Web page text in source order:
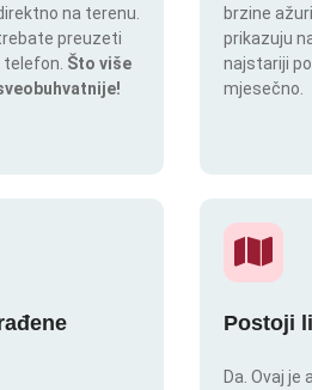
na terenu.
preuzeti
Što više
brzine
prikazuju
najstariji
mjesečno.
Postoji
Da. Ovaj